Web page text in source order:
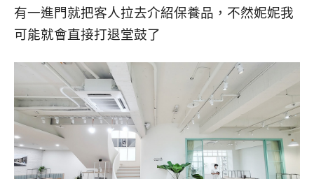
有一進門就把客人拉去介紹保養品，不然妮妮我
可能就會直接打退堂鼓了